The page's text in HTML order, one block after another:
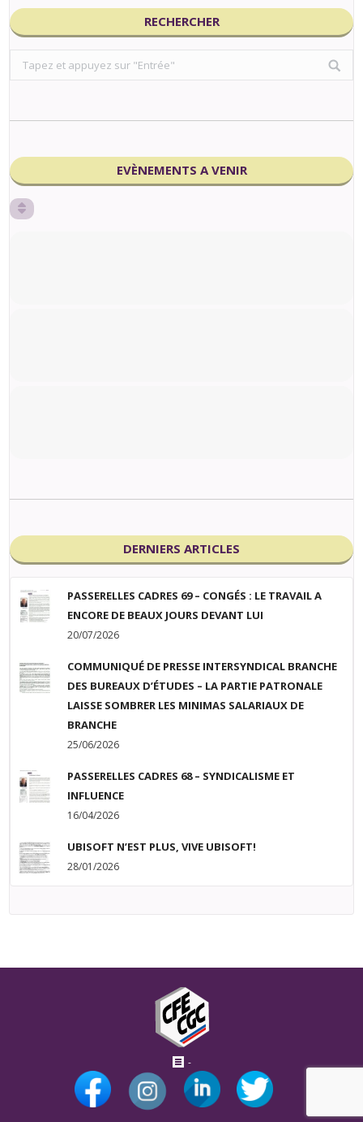
RECHERCHER
Search:
EVÈNEMENTS A VENIR
DERNIERS ARTICLES
PASSERELLES CADRES 69 – CONGÉS : LE TRAVAIL A
ENCORE DE BEAUX JOURS DEVANT LUI
20/07/2026
COMMUNIQUÉ DE PRESSE INTERSYNDICAL BRANCHE
DES BUREAUX D’ÉTUDES – LA PARTIE PATRONALE
LAISSE SOMBRER LES MINIMAS SALARIAUX DE
BRANCHE
25/06/2026
PASSERELLES CADRES 68 – SYNDICALISME ET
INFLUENCE
16/04/2026
UBISOFT N’EST PLUS, VIVE UBISOFT!
28/01/2026
-